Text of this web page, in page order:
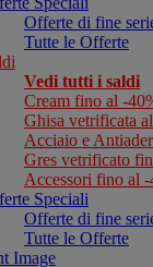
Offerte di fine
Tutte le Offerte
Vedi tutti i saldi
Cream fino al -
Ghisa vetrificata
Acciaio e
Gres vetrificato
Accessori fino al
Speciali
Offerte di fine
Tutte le Offerte